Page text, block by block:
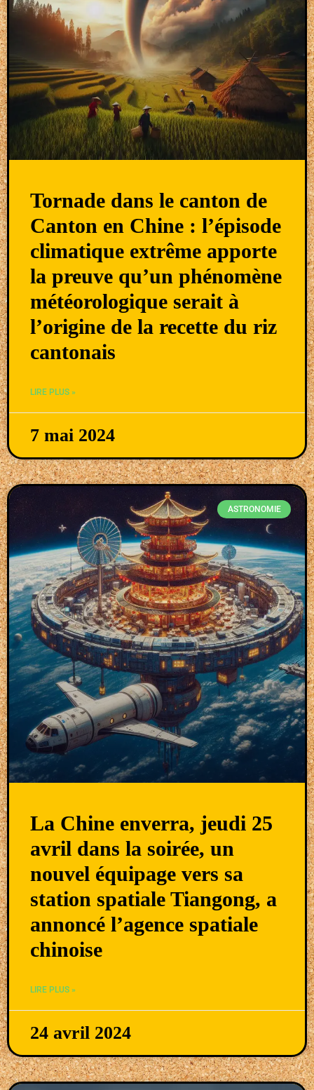
Tornade dans le canton de
Canton en Chine : l’épisode
climatique extrême apporte
la preuve qu’un phénomène
météorologique serait à
l’origine de la recette du riz
cantonais
LIRE PLUS »
7 mai 2024
ASTRONOMIE
La Chine enverra, jeudi 25
avril dans la soirée, un
nouvel équipage vers sa
station spatiale Tiangong, a
annoncé l’agence spatiale
chinoise
LIRE PLUS »
24 avril 2024